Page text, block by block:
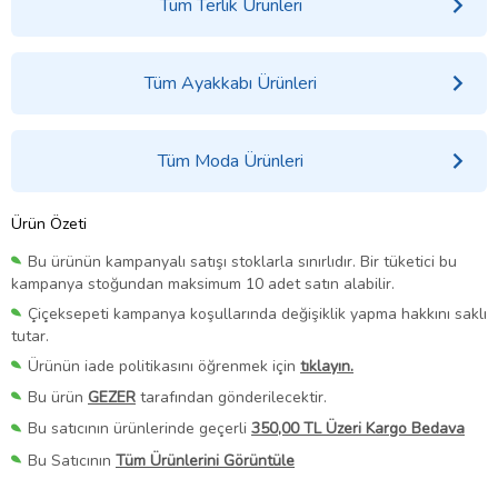
Tüm Terlik Ürünleri
Tüm Ayakkabı Ürünleri
Tüm Moda Ürünleri
Ürün Özeti
Bu ürünün kampanyalı satışı stoklarla sınırlıdır. Bir tüketici bu
kampanya stoğundan maksimum 10 adet satın alabilir.
Çiçeksepeti kampanya koşullarında değişiklik yapma hakkını saklı
tutar.
Ürünün iade politikasını öğrenmek için tıklayın.
Bu ürün GEZER tarafından gönderilecektir.
Bu satıcının ürünlerinde geçerli 350,00 TL Üzeri Kargo Bedava
Bu Satıcının Tüm Ürünlerini Görüntüle